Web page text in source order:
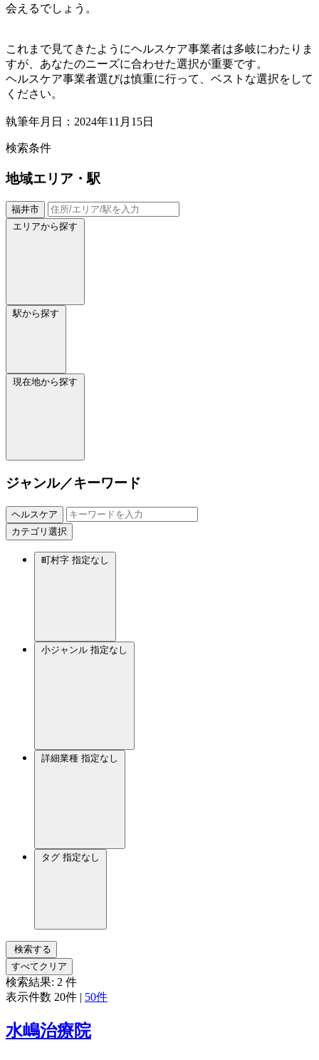
会えるでしょう。
これまで見てきたようにヘルスケア事業者は多岐にわたりま
すが、あなたのニーズに合わせた選択が重要です。
ヘルスケア事業者選びは慎重に行って、ベストな選択をして
ください。
執筆年月日：2024年11月15日
検索条件
地域エリア・駅
福井市
エリアから探す
駅から探す
現在地から探す
ジャンル／キーワード
ヘルスケア
カテゴリ選択
町村字 指定なし
小ジャンル 指定なし
詳細業種 指定なし
タグ 指定なし
検索する
すべてクリア
検索結果: 2 件
表示件数 20件 | 50件
水嶋治療院